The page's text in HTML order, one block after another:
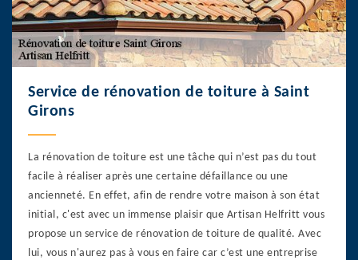
Service de rénovation de toiture à Saint
Girons
La rénovation de toiture est une tâche qui n’est pas du tout
facile à réaliser après une certaine défaillance ou une
ancienneté. En effet, afin de rendre votre maison à son état
initial, c'est avec un immense plaisir que Artisan Helfritt vous
propose un service de rénovation de toiture de qualité. Avec
lui, vous n'aurez pas à vous en faire car c’est une entreprise